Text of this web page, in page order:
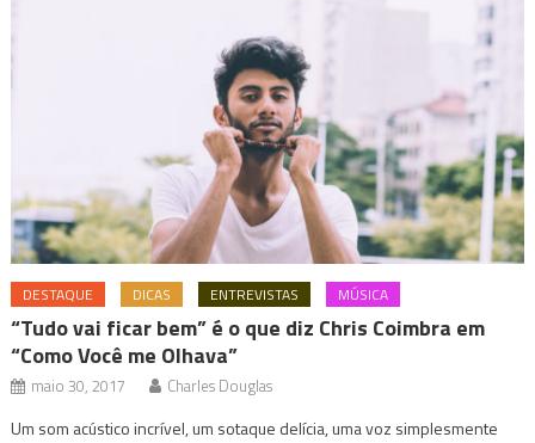
DESTAQUE DICAS ENTREVISTAS MÚSICA
“Tudo vai ficar bem” é o que diz Chris Coimbra em
“Como Você me Olhava”
maio 30, 2017 Charles Douglas
Um som acústico incrível, um sotaque delícia, uma voz simplesmente